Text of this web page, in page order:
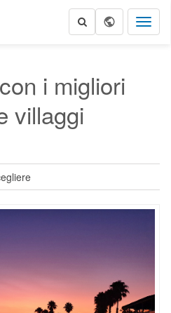
i migliori
villaggi